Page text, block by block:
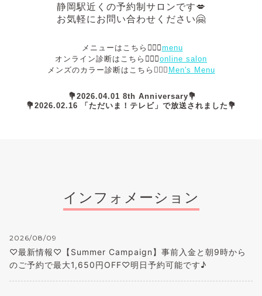
静岡駅近くの予約制サロンです💋
お気軽にお問い合わせください🤗
メニューはこちら💁🏻‍♀️ menu
オンライン診断はこちら💁🏻‍♀️ online salon
メンズのカラー診断はこちら💁🏻‍♂️ Men's Menu
💐2026.04.01 8th Anniversary💐
💐2026.02.16 「ただいま！テレビ」で放送されました💐
インフォメーション
2026/08/09
♡最新情報♡【Summer Campaign】事前入金と朝9時から
のご予約で最大1,650円OFF♡明日予約可能です♪